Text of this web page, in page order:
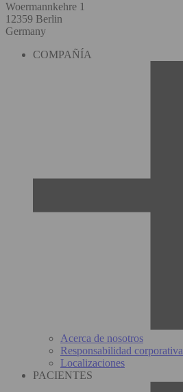
Woermannkehre 1
12359 Berlin
Germany
COMPAÑÍA
Acerca de nosotros
Responsabilidad corporativa
Localizaciones
PACIENTES